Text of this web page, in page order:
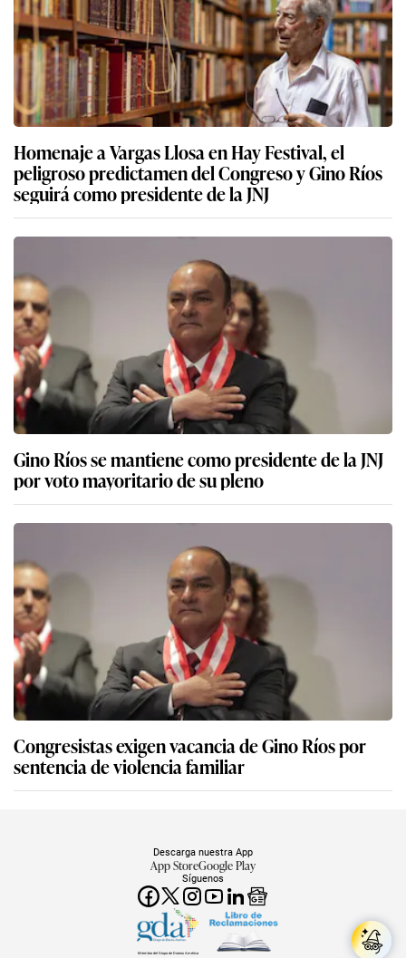
Homenaje a Vargas Llosa en Hay Festival, el
peligroso predictamen del Congreso y Gino Ríos
seguirá como presidente de la JNJ
Gino Ríos se mantiene como presidente de la JNJ
por voto mayoritario de su pleno
Congresistas exigen vacancia de Gino Ríos por
sentencia de violencia familiar
Síguenos
Descarga nuestra App
App StoreGoogle Play
Miembro del Grupo de Diarios América